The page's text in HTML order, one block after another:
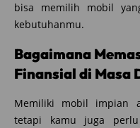
bisa memilih mobil
kebutuhanmu.
Bagaimana
Finansial di Masa
Memiliki mobil impian
tetapi kamu juga perlu